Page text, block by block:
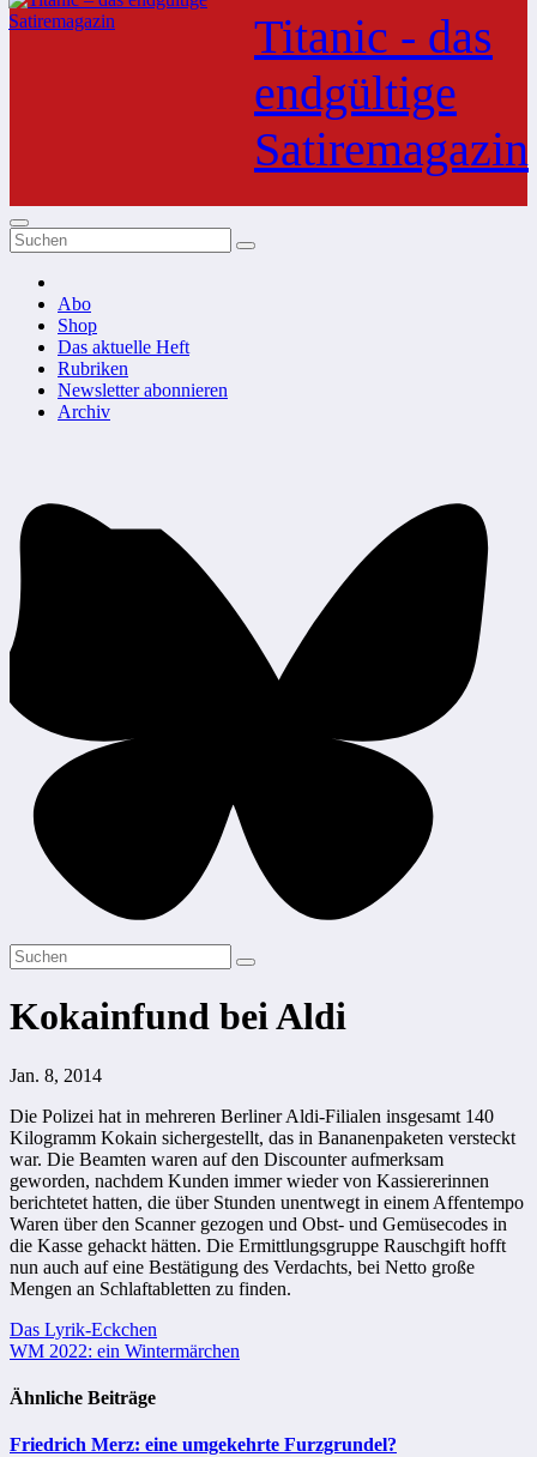
Inhalt
springen
Titanic - das
endgültige
Satiremagazin
Abo
Shop
Das aktuelle Heft
Rubriken
Newsletter abonnieren
Archiv
Kokainfund bei Aldi
Jan. 8, 2014
Die Polizei hat in mehreren Berliner Aldi-Filialen insgesamt 140
Kilogramm Kokain sichergestellt, das in Bananenpaketen versteckt
war. Die Beamten waren auf den Discounter aufmerksam
geworden, nachdem Kunden immer wieder von Kassiererinnen
berichtetet hatten, die über Stunden unentwegt in einem Affentempo
Waren über den Scanner gezogen und Obst- und Gemüsecodes in
die Kasse gehackt hätten. Die Ermittlungsgruppe Rauschgift hofft
nun auch auf eine Bestätigung des Verdachts, bei Netto große
Mengen an Schlaftabletten zu finden.
Beitragsnavigation
Das Lyrik-Eckchen
WM 2022: ein Wintermärchen
Ähnliche Beiträge
Friedrich Merz: eine umgekehrte Furzgrundel?